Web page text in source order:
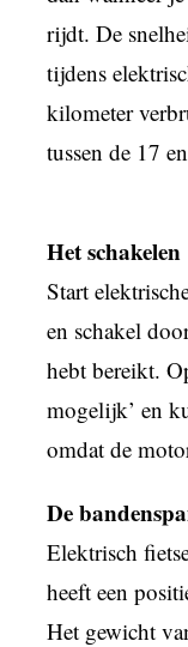
rijdt. De
tijdens
kilometer
tussen de 17
Het schakelen
Start
en schakel
hebt bereikt.
mogelijk’ en
omdat de
De
Elektrisch
heeft een
Het gewicht